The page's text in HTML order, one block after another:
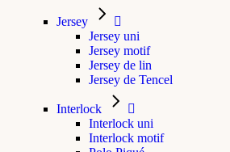
Jersey
Jersey uni
Jersey motif
Jersey de lin
Jersey de Tencel
Interlock
Interlock uni
Interlock motif